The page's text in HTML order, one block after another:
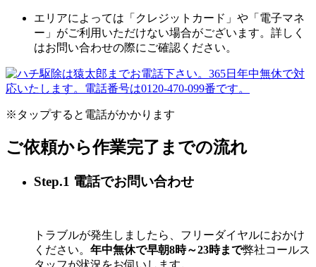
エリアによっては「クレジットカード」や「電子マネ
ー」がご利用いただけない場合がございます。詳しく
はお問い合わせの際にご確認ください。
※タップすると電話がかかります
ご依頼から作業完了までの流れ
Step.1 電話でお問い合わせ
トラブルが発生しましたら、フリーダイヤルにおかけ
ください。 年中無休で早朝8時～23時まで弊社コールス